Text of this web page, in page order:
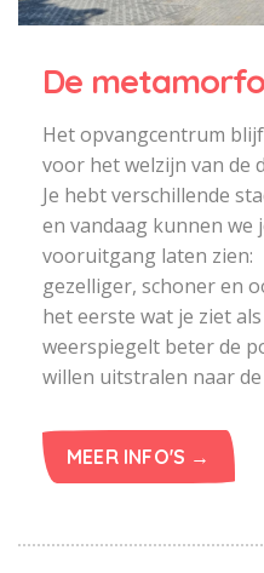
De
Het opvangcentrum
voor het welzijn van de
Je hebt verschillende
en vandaag kunnen we
vooruitgang laten zien:
gezelliger, schoner en
het eerste wat je ziet
weerspiegelt beter de
willen uitstralen naar
MEER INFO'S →